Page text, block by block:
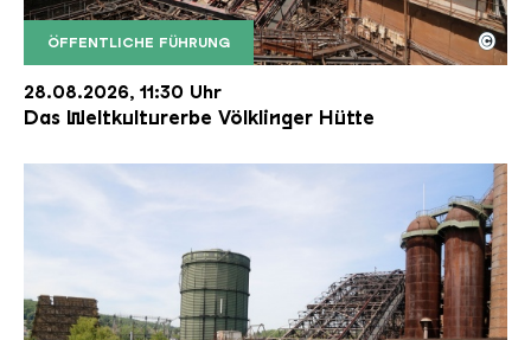
ÖFFENTLICHE FÜHRUNG
Der Erzschrägaufzug der Völklinger Hütte mit
Copyright: Weltkulturerbe Völklinger Hütte | Karl
©
28.08.2026, 11:30 Uhr
Das Weltkulturerbe Völklinger Hütte